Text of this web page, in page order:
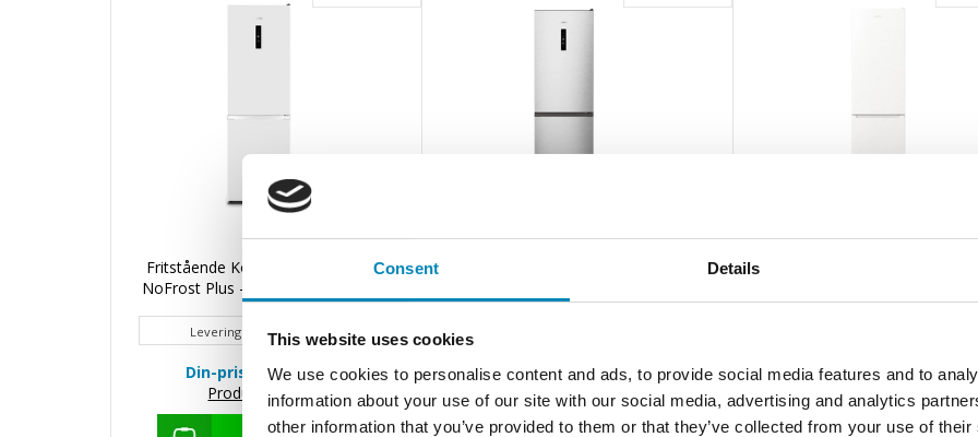
Consent Details
This website uses cookies
We use cookies to personalise content and ads, to provide social media features and to
information about your use of our site with our social media, advertising and analytics
other information that you’ve provided to them or that they’ve collected from your use of
Fritstående Kombineret køl-/frys -
NoFrost Plus - Gorenje N619EAW4
Leveringstid 1-3 hverdage
Din-pris 8.795,00DKK
Produktdatablad
Din-pris 6.195,00 DKK
Produktdatablad
NRK6202EW4
Din-pris 6.595,00DKK
Produktdatablad